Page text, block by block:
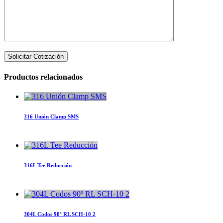
Productos relacionados
316 Unión Clamp SMS
316L Tee Reducción
304L Codos 90º RL SCH-10 2